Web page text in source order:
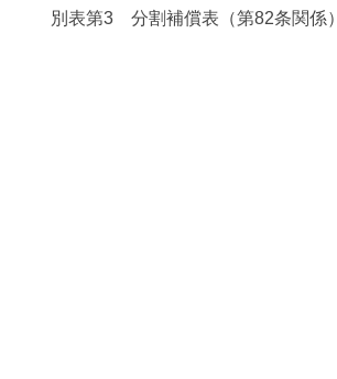
別表第3 分割補償表（第82条関係）